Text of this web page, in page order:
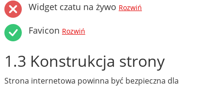
Widget czatu na żywo Rozwiń
Favicon Rozwiń
1.3 Konstrukcja strony
Strona internetowa powinna być bezpieczna dla